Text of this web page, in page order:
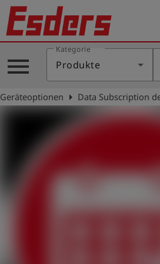
Produkte
Wissen
Support
menu
Kategorie
Produkte
Geräteoptionen arrow_right Data Subscription